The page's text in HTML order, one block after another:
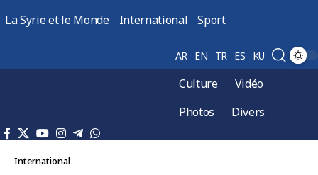
La Syrie et le Monde International Sport
AR EN TR ES KU
Culture
Vidéo
Photos
Divers
International